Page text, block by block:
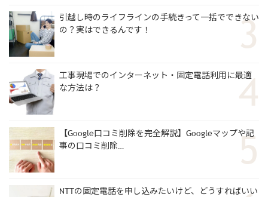
引越し時のライフラインの手続きって一括でできない
の？実はできるんです！
工事現場でのインターネット・固定電話利用に最適
な方法は？
【Google口コミ削除を完全解説】Googleマップや記
事の口コミ削除…
NTTの固定電話を申し込みたいけど、どうすればいい